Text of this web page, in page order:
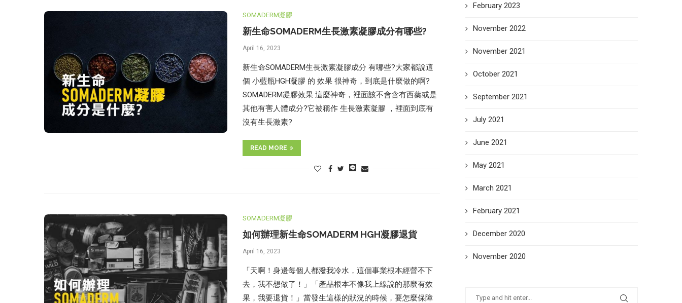
SOMADERM凝膠
新生命SOMADERM生長激素凝膠成分有哪些?
April 16, 2023
新生命SOMADERM生長激素凝膠成分 有哪些?大家都說這
個 小藍瓶HGH凝膠 的 效果 很神奇，到底是什麼做的啊?
SOMADERM凝膠效果 這麼神奇，裡面該不會含有西藥或是
其他有害人體成分?它被稱作 生長激素凝膠 ，裡面到底有
沒有生長激素?
READ MORE
SOMADERM凝膠
如何辦理新生命SOMADERM HGH凝膠退貨
April 16, 2023
「天啊！身邊每個人都潑我冷水，這個事業根本經營不下
去，我不想做了！」「產品根本不像我上線說的那麼有效
果，我要退貨！」當發生這樣的狀況的時候，要怎麼保障
February 2023
November 2022
November 2021
October 2021
September 2021
July 2021
June 2021
May 2021
March 2021
February 2021
December 2020
November 2020